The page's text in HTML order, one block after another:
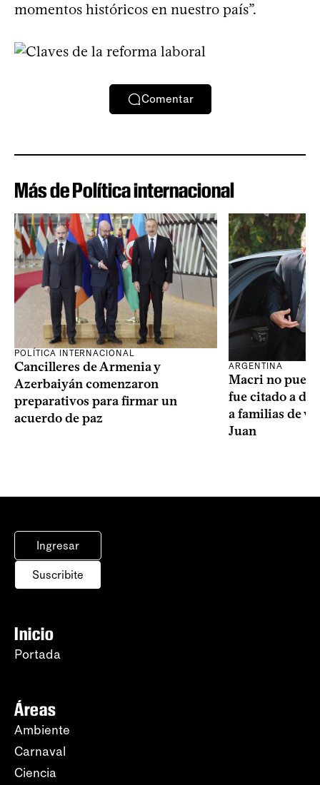
momentos históricos en nuestro país”.
Comentar
Más de Política internacional
POLÍTICA INTERNACIONAL
Cancilleres de Armenia y
Azerbaiyán comenzaron
preparativos para firmar un
acuerdo de paz
ARGENTINA
Macri no
fue citado a
a familias de
Juan
Ingresar
Suscribite
Inicio
Portada
Áreas
Ambiente
Carnaval
Ciencia